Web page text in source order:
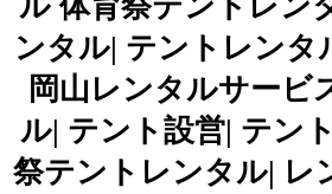
ンタル| テントレンタ
岡山レンタルサービ
ル| テント設営| テン
祭テントレンタル| レ